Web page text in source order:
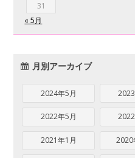
31
« 5月
月別アーカイブ
2024年5月
2022年5月
2021年1月 2020